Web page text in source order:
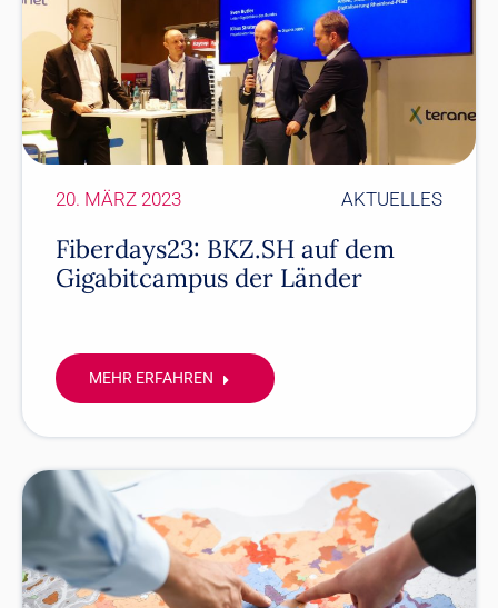
Fiberdays23: BKZ.SH auf dem
Gigabitcampus der Länder
AKTUELLES
20. MÄRZ 2023
MEHR ERFAHREN